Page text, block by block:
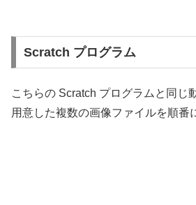
Scratch プログラム
こちらの Scratch プログラムと同じ
用意した複数の画像ファイルを順